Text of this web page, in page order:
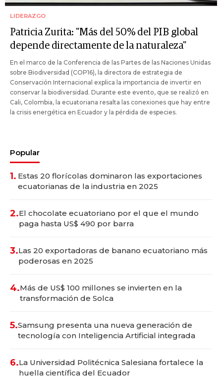
LIDERAZGO
Patricia Zurita: "Más del 50% del PIB global
depende directamente de la naturaleza"
En el marco de la Conferencia de las Partes de las Naciones Unidas
sobre Biodiversidad (COP16), la directora de estrategia de
Conservación Internacional explica la importancia de invertir en
conservar la biodiversidad. Durante este evento, que se realizó en
Cali, Colombia, la ecuatoriana resalta las conexiones que hay entre
la crisis energética en Ecuador y la pérdida de especies.
Popular
1. Estas 20 florícolas dominaron las exportaciones
ecuatorianas de la industria en 2025
2.El chocolate ecuatoriano por el que el mundo
paga hasta US$ 490 por barra
3.Las 20 exportadoras de banano ecuatoriano más
poderosas en 2025
4.Más de US$ 100 millones se invierten en la
transformación de Solca
5.Samsung presenta una nueva generación de
tecnología con Inteligencia Artificial integrada
6.La Universidad Politécnica Salesiana fortalece la
huella científica del Ecuador